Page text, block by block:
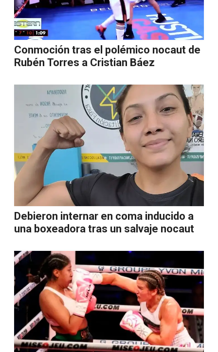
Conmoción tras el polémico nocaut de
Rubén Torres a Cristian Báez
Debieron internar en coma inducido a
una boxeadora tras un salvaje nocaut